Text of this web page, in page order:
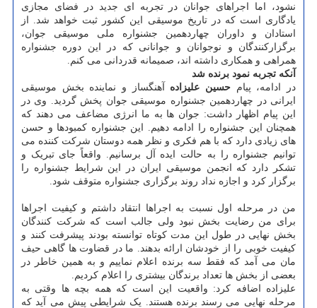
نشود، اما اجراهای جوانان در تجربه ای جدید در فضای مجازی
یادگاری است که در تاریخ موسیقی این کشور ثبت خواهد شد. از
استادان و داوران چهاردهمین جشنواره ملی موسیقی جوان،
برگزارکنندگان و نوجوانان و جوانانی که در این دوره جشنواره
همراهی و همکاری داشته اند، صمیمانه قدردانی می کنم.
آنکه تجربه نمود برنده شد
در ادامه، پیام حسین علیزاده آهنگساز و نماینده بخش موسیقی
ایرانی در چهاردهمین جشنواره موسیقی جوان پخش گردید. وی در
این پیام اظهار داشت: جوان ها به ما انرژی مضاعف می دهند که
همچنان این جشنواره را ادامه دهیم. این جشنواره کمبودها و حسن
های زیادی دارد که با هم فکری و نظر همه دوستان شرکت کننده می
توانیم جشنواره را به حالت ایده آل برسانیم. واقعاً جای تبریک و
تشکر دارد که انجمن موسیقی ایران در این شرایط جشنواره را
برگزار کرد و اجازه نداد روند برگزاری جشنواره متوقف شود.
من در مرحله اول نسبت به اجراها انتقاد داشتم و کیفیت اجراها
برای من رضایت بخش نبود ولی جالب است که شرکت کنندگان
بخش نهایی در طول این مدت کوتاه توانسته بودند پیشرفت کنند و
کیفیت خوبی را از خودشان ارائه بدهند. ما در قضاوت ها گاهی حیف
مان می آمد که فقط سه برنده اعلام نماییم و به همین خاطر در
بعضی از بخش ها تعداد برندگان بیشتری را اعلام کردیم.
علیزاده اضافه کرد: واقعیت این است که همه بچه ها وقتی به
مرحله نهایی می رسند برنده هستند. یک شرایطی پیش می آید که